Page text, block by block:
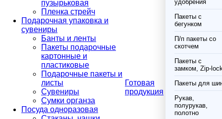
пузырьковая
Пленка стрейч
Подарочная упаковка и
сувениры
Банты и ленты
Пакеты подарочные
картонные и
пластиковые
Подарочные пакеты и
листы
Сувениры
Сумки органза
Посуда одноразовая
Готовая
продукция
удобрения
Пакеты с
бегунком
П/п пакеты со
скотчем
Пакеты с
замком, Zip-
Пакеты для
Рукав,
полурукав,
полотно